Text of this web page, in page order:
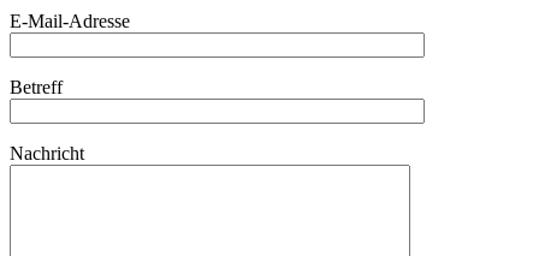
E-Mail-Adresse
Betreff
Nachricht